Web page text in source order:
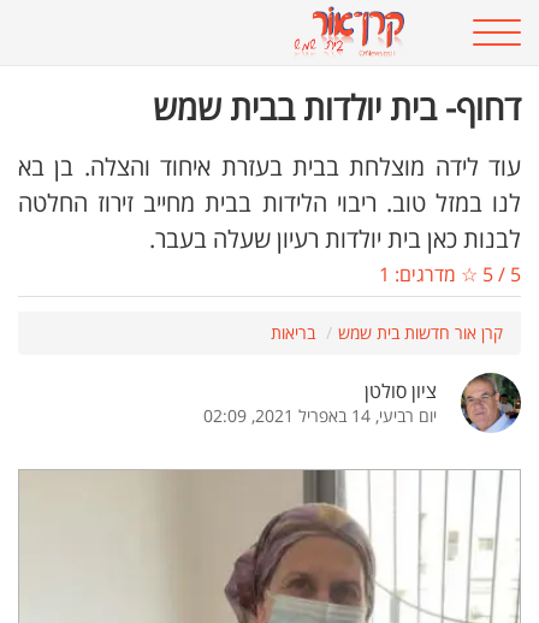
דחוף- בית יולדות בבית שמש
עוד לידה מוצלחת בבית בעזרת איחוד והצלה. בן בא
לנו במזל טוב. ריבוי הלידות בבית מחייב זירוז החלטה
לבנות כאן בית יולדות רעיון שעלה בעבר.
5
/
5 ☆ מדרגים: 1
קרן אור חדשות בית שמש בריאות
ציון סולטן
יום רביעי, 14 באפריל 2021, 02:09